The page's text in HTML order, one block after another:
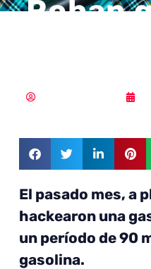
Roban
El pasado mes, a
hackearon una
un período de 90
gasolina.